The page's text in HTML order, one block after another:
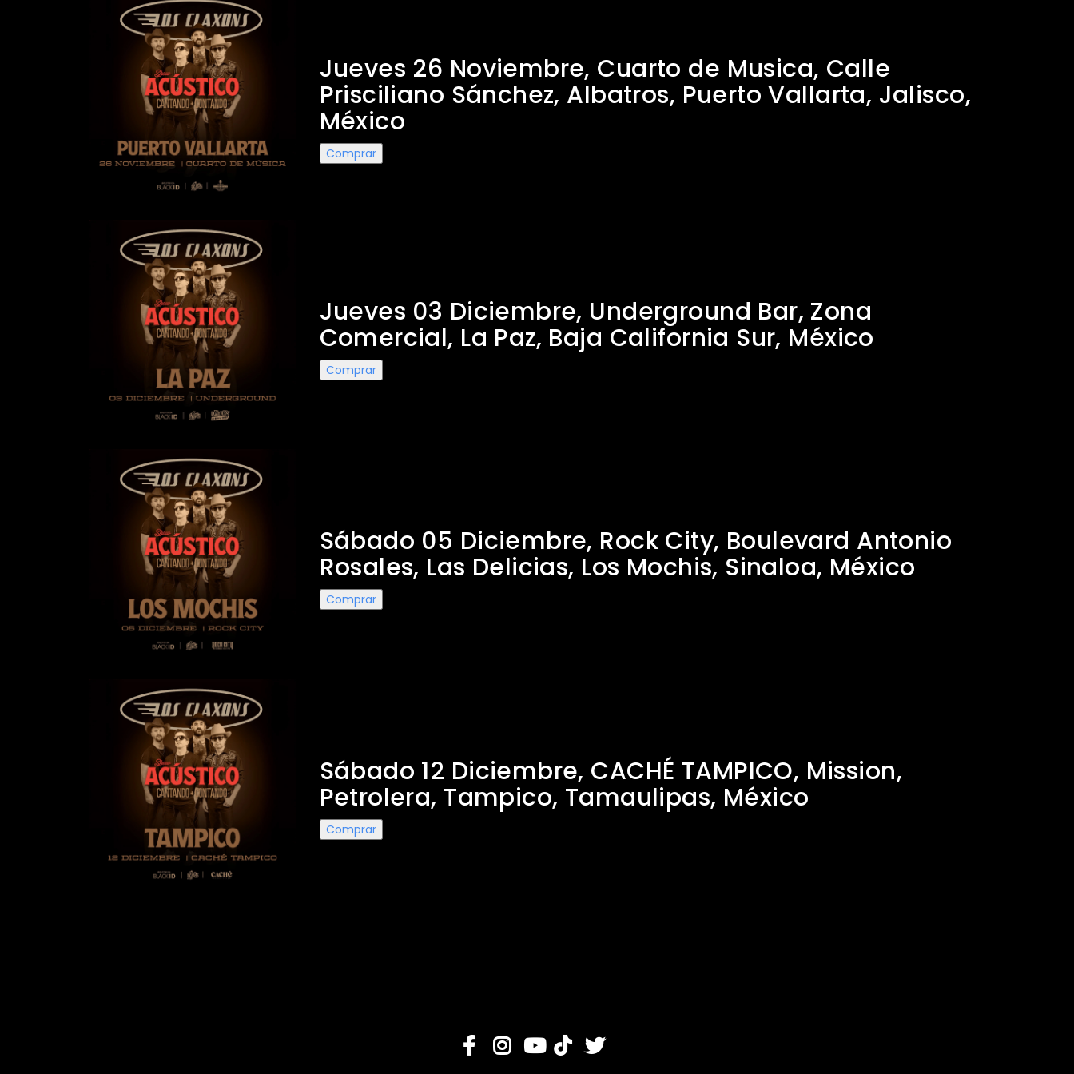
Jueves 26 Noviembre, Cuarto de Musica, Calle
Prisciliano Sánchez, Albatros, Puerto Vallarta, Jalisco,
México
Comprar
Jueves 03 Diciembre, Underground Bar, Zona
Comercial, La Paz, Baja California Sur, México
Comprar
Sábado 05 Diciembre, Rock City, Boulevard Antonio
Rosales, Las Delicias, Los Mochis, Sinaloa, México
Comprar
Sábado 12 Diciembre, CACHÉ TAMPICO, Mission,
Petrolera, Tampico, Tamaulipas, México
Comprar